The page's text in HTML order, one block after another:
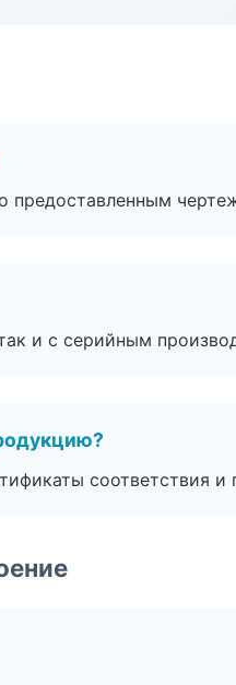
и с серийным
соответствия и